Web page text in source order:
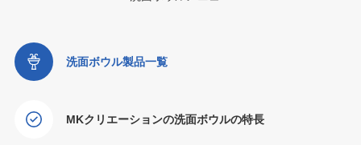
洗面ボウル製品一覧
MKクリエーションの洗面ボウルの特長